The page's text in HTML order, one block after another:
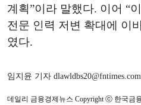
계획”이라 말했다. 이어 “
전문 인력 저변 확대에 이
였다.
임지윤 기자 dlawldbs20@fntimes.com
데일리 금융경제뉴스 Copyright ⓒ 한국금